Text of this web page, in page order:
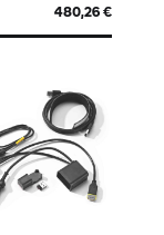
480,26 €